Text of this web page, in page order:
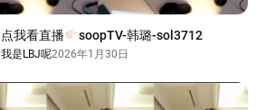
点我看直播 soopTV-韩璐-sol3712
我是LBJ呢2026年1月30日